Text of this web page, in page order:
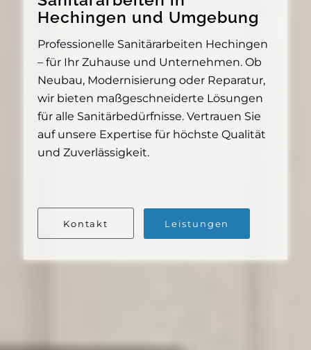
Hechingen und Umgebung
Professionelle Sanitärarbeiten Hechingen
– für Ihr Zuhause und Unternehmen. Ob
Neubau, Modernisierung oder Reparatur,
wir bieten maßgeschneiderte Lösungen
für alle Sanitärbedürfnisse. Vertrauen Sie
auf unsere Expertise für höchste Qualität
und Zuverlässigkeit.
Kontakt Leistungen